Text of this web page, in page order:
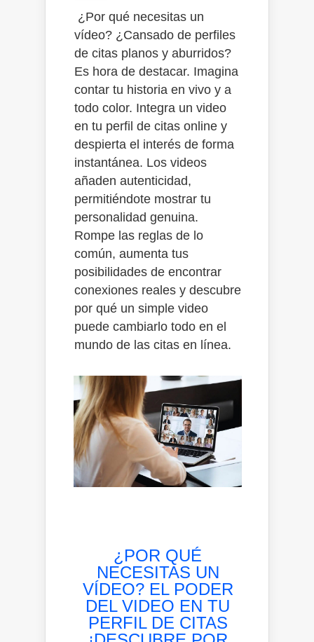
¿Por qué necesitas un
vídeo? ¿Cansado de perfiles
de citas planos y aburridos?
Es hora de destacar. Imagina
contar tu historia en vivo y a
todo color. Integra un video
en tu perfil de citas online y
despierta el interés de forma
instantánea. Los videos
añaden autenticidad,
permitiéndote mostrar tu
personalidad genuina.
Rompe las reglas de lo
común, aumenta tus
posibilidades de encontrar
conexiones reales y descubre
por qué un simple video
puede cambiarlo todo en el
mundo de las citas en línea.
¿POR QUÉ
NECESITAS UN
VÍDEO? EL PODER
DEL VIDEO EN TU
PERFIL DE CITAS